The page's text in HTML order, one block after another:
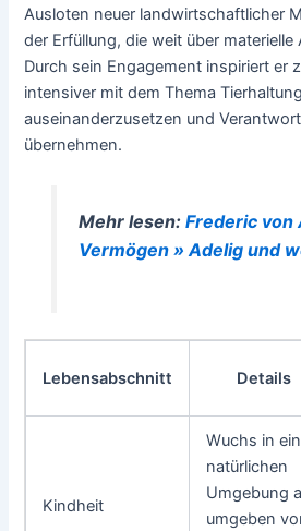
Ausloten neuer landwirtschaftlicher
der Erfüllung, die weit über
Durch sein Engagement inspiriert er
intensiver mit dem Thema Tierhaltung
auseinanderzusetzen und
übernehmen.
Mehr lesen: Frederic von
Vermögen » Adelig und
Lebensabschnitt Details
Kindheit
Wuchs in
natürlichen
Umgebung
umgeben